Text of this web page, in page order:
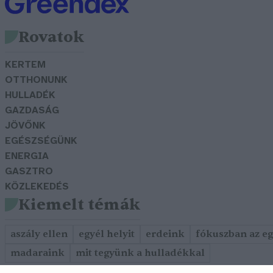
Rovatok
KERTEM
OTTHONUNK
HULLADÉK
GAZDASÁG
JÖVŐNK
EGÉSZSÉGÜNK
ENERGIA
GASZTRO
KÖZLEKEDÉS
Kiemelt témák
aszály ellen egyél helyit erdeink fókuszban az
madaraink
mit tegyünk a hulladékkal